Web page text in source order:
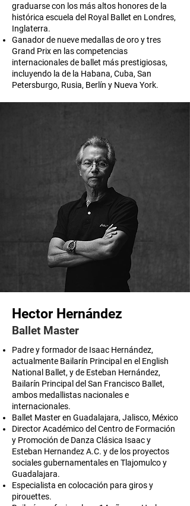
graduarse con los más altos honores de la
histórica escuela del Royal Ballet en Londres,
Inglaterra.
Ganador de nueve medallas de oro y tres
Grand Prix en las competencias
internacionales de ballet más prestigiosas,
incluyendo la de la Habana, Cuba, San
Petersburgo, Rusia, Berlín y Nueva York.
Hector Hernández
Ballet Master
Padre y formador de Isaac Hernández,
actualmente Bailarín Principal en el English
National Ballet, y de Esteban Hernández,
Bailarín Principal del San Francisco Ballet,
ambos medallistas nacionales e
internacionales.
Ballet Master en Guadalajara, Jalisco, México
Director Académico del Centro de Formación
y Promoción de Danza Clásica Isaac y
Esteban Hernandez A.C. y de los proyectos
sociales gubernamentales en Tlajomulco y
Guadalajara.
Especialista en colocación para giros y
pirouettes.